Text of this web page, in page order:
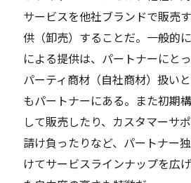
サービスを他社ブランドで販売
供（卸売）することだ。一般的
による提供は、パートナーにと
パーティ商材（自社商材）扱い
もパートナーにある。また初期
して販売したり、カスタマーサ
請け負ったりなど、パートナー
けてサービスラインナップを広